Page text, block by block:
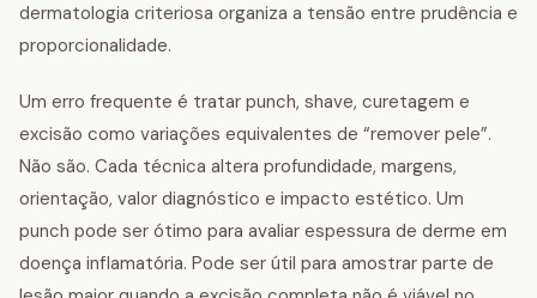
dermatologia criteriosa organiza a tensão entre prudência e
proporcionalidade.
Um erro frequente é tratar punch, shave, curetagem e
excisão como variações equivalentes de “remover pele”.
Não são. Cada técnica altera profundidade, margens,
orientação, valor diagnóstico e impacto estético. Um
punch pode ser ótimo para avaliar espessura de derme em
doença inflamatória. Pode ser útil para amostrar parte de